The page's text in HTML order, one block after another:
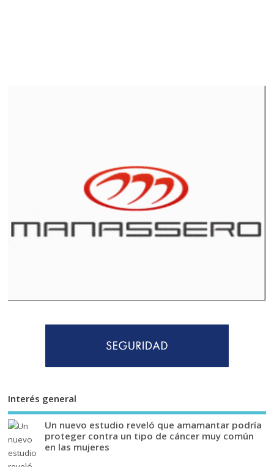
Interés general
Un nuevo estudio reveló que amamantar podría
proteger contra un tipo de cáncer muy común
en las mujeres